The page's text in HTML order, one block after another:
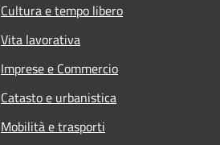
Cultura e tempo libero
Vita lavorativa
Imprese e Commercio
Catasto e urbanistica
Mobilità e trasporti